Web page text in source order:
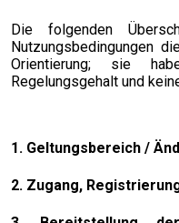
Die folgenden
Nutzungsbedingungen
Orientierung; sie
Regelungsgehalt und
1. Geltungsbereich /
2. Zugang,